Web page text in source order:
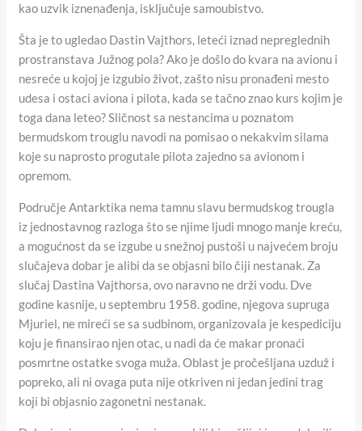
kao uzvik iznenađenja, isključuje samoubistvo.
Šta je to ugledao Dastin Vajthors, leteći iznad nepreglednih
prostranstava Južnog pola? Ako je došlo do kvara na avionu i
nesreće u kojoj je izgubio život, zašto nisu pronađeni mesto
udesa i ostaci aviona i pilota, kada se tačno znao kurs kojim je
toga dana leteo? Sličnost sa nestancima u poznatom
bermudskom trouglu navodi na pomisao o nekakvim silama
koje su naprosto progutale pilota zajedno sa avionom i
opremom.
Područje Antarktika nema tamnu slavu bermudskog trougla
iz jednostavnog razloga što se njime ljudi mnogo manje kreću,
a mogućnost da se izgube u snežnoj pustoši u najvećem broju
slučajeva dobar je alibi da se objasni bilo čiji nestanak. Za
slučaj Dastina Vajthorsa, ovo naravno ne drži vodu. Dve
godine kasnije, u septembru 1958. godine, njegova supruga
Mjuriel, ne mireći se sa sudbinom, organizovala je kespediciju
koju je finansirao njen otac, u nadi da će makar pronaći
posmrtne ostatke svoga muža. Oblast je pročešljana uzduž i
popreko, ali ni ovaga puta nije otkriven ni jedan jedini trag
koji bi objasnio zagonetni nestanak.